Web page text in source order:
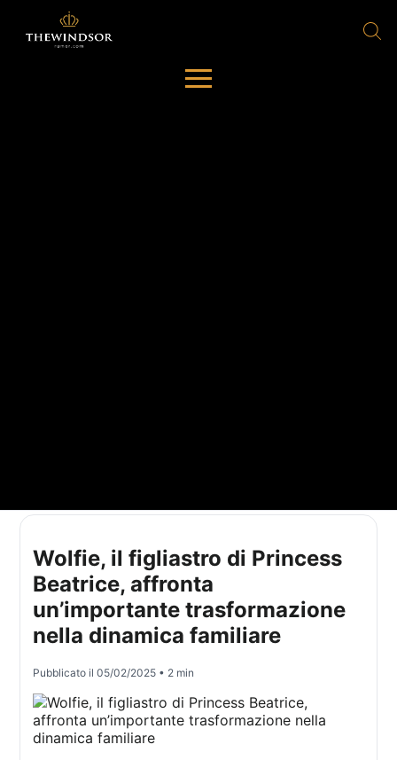
Wolfie, il figliastro di Princess
Beatrice, affronta
un’importante trasformazione
nella dinamica familiare
Pubblicato il05/02/2025 • 2 min